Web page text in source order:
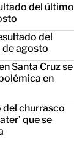
del último
del
de agosto
Santa Cruz se
en
del churrasco
que se